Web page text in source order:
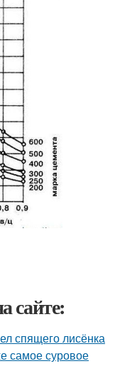
сайте:
спящего лисёнка
самое суровое